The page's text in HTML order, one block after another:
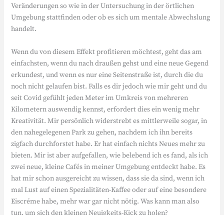
Veränderungen so wie in der Untersuchung in der örtlichen
Umgebung stattfinden oder ob es sich um mentale Abwechslung
handelt.
Wenn du von diesem Effekt profitieren möchtest, geht das am
einfachsten, wenn du nach draußen gehst und eine neue Gegend
erkundest, und wenn es nur eine Seitenstraße ist, durch die du
noch nicht gelaufen bist. Falls es dir jedoch wie mir geht und du
seit Covid gefühlt jeden Meter im Umkreis von mehreren
Kilometern auswendig kennst, erfordert dies ein wenig mehr
Kreativität. Mir persönlich widerstrebt es mittlerweile sogar, in
den nahegelegenen Park zu gehen, nachdem ich ihn bereits
zigfach durchforstet habe. Er hat einfach nichts Neues mehr zu
bieten. Mir ist aber aufgefallen, wie belebend ich es fand, als ich
zwei neue, kleine Cafés in meiner Umgebung entdeckt habe. Es
hat mir schon ausgereicht zu wissen, dass sie da sind, wenn ich
mal Lust auf einen Spezialitäten-Kaffee oder auf eine besondere
Eiscréme habe, mehr war gar nicht nötig. Was kann man also
tun, um sich den kleinen Neuigkeits-Kick zu holen?